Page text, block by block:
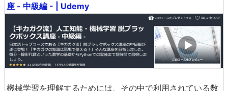
座 - 中級編 - | Udemy
機械学習を理解するためには、その中で利用されている数